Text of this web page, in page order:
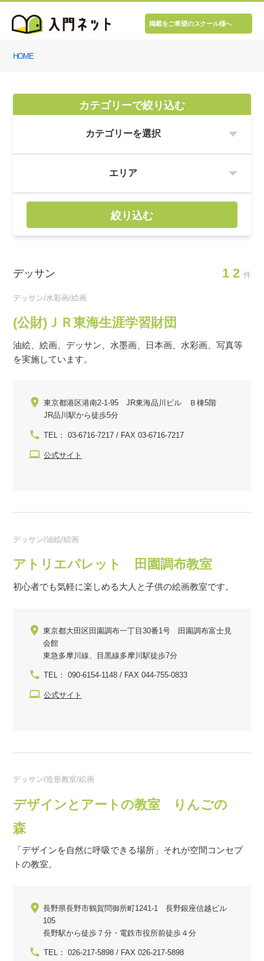
掲載をご希望のスクール様へ
HOME
カテゴリーで絞り込む
絞り込む
デッサン 12 件
デッサン/水彩画/絵画
(公財)ＪＲ東海生涯学習財団
油絵、絵画、デッサン、水墨画、日本画、水彩画、写真等
を実施しています。
東京都港区港南2-1-95 JR東海品川ビル Ｂ棟5階
JR品川駅から徒歩5分
TEL： 03-6716-7217 / FAX 03-6716-7217
公式サイト
デッサン/油絵/絵画
アトリエパレット 田園調布教室
初心者でも気軽に楽しめる大人と子供の絵画教室です。
東京都大田区田園調布一丁目30番1号 田園調布富士見
会館
東急多摩川線、目黒線多摩川駅徒歩7分
TEL： 090-6154-1148 / FAX 044-755-0833
公式サイト
デッサン/造形教室/絵画
デザインとアートの教室 りんごの
森
「デザインを自然に呼吸できる場所」それが空間コンセプ
トの教室。
長野県長野市鶴賀問御所町1241-1 長野銀座信越ビル
105
長野駅から徒歩７分・電鉄市役所前徒歩４分
TEL： 026-217-5898 / FAX 026-217-5898